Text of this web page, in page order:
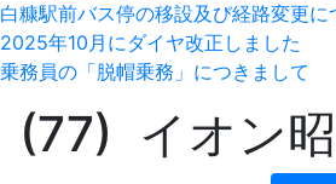
白糠駅前バス停の移設及び経路変更に
2025年10月にダイヤ改正しました
乗務員の「脱帽乗務」につきまして
(77) イオン